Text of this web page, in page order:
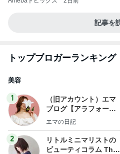
記事を
トップブロガーランキング
美容
1
（旧アカウント）エマ
ブログ【アラフォー会
社売却セカンドライ
エマの日記
2
リトルミニマリストの
ビューティコラム The